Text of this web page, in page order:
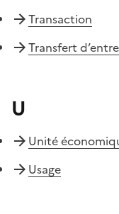
Transaction
Transfert
U
Unité
Usage